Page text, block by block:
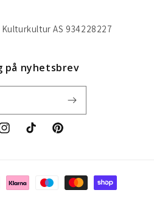
AS 934228227
på nyhetsbrev
TikTok Pinterest